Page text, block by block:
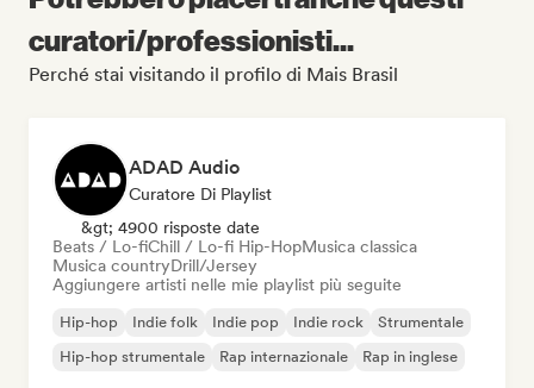
curatori/professionisti...
Perché stai visitando il profilo di Mais Brasil
ADAD Audio
Curatore Di Playlist
&gt; 4900 risposte date
Beats / Lo-fiChill / Lo-fi Hip-HopMusica classica
Musica countryDrill/Jersey
Aggiungere artisti nelle mie playlist più seguite
Hip-hop Indie folk Indie pop Indie rock
Strumentale
Hip-hop strumentale
Rap internazionale Rap in inglese